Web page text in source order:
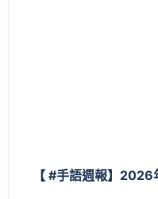
【 #手語週報】